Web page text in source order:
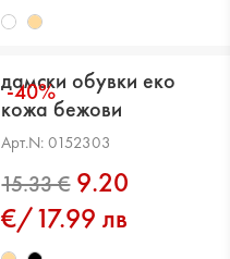
16.36 €
-40%
дамски обувки еко
кожа бежови
Арт.N: 0152303
9.20
€/17.99 лв